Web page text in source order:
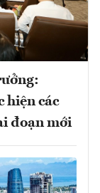
hiện các
đoạn mới